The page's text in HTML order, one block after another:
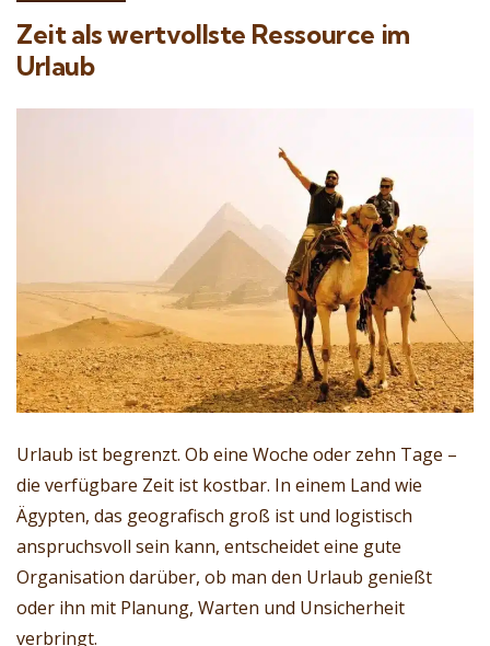
Zeit als wertvollste Ressource im
Urlaub
Urlaub ist begrenzt. Ob eine Woche oder zehn Tage –
die verfügbare Zeit ist kostbar. In einem Land wie
Ägypten, das geografisch groß ist und logistisch
anspruchsvoll sein kann, entscheidet eine gute
Organisation darüber, ob man den Urlaub genießt
oder ihn mit Planung, Warten und Unsicherheit
verbringt.